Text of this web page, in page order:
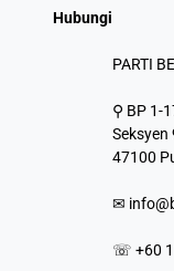
Hubungi
PARTI
⚲ BP 1-
Seksyen
47100
✉
☏ +60